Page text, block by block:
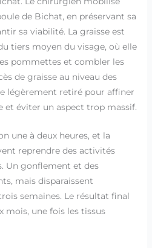
de Bichat, en préservant sa
sa viabilité. La graisse est
tiers moyen du visage, où elle
pommettes et combler les
de graisse au niveau des
légèrement retiré pour affiner
et éviter un aspect trop massif.
une à deux heures, et la
reprendre des activités
Un gonflement et des
mais disparaissent
semaines. Le résultat final
mois, une fois les tissus